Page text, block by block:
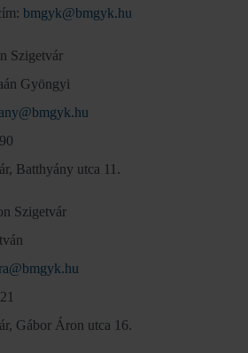
bmgyk@bmgyk.hu
Szigetvár
Gyöngyi
Batthyány utca 11.
Szigetvár
Gábor Áron utca 16.